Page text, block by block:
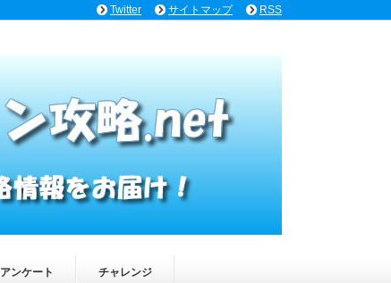
アンケート チャレンジ
Twitter サイトマップ RSS